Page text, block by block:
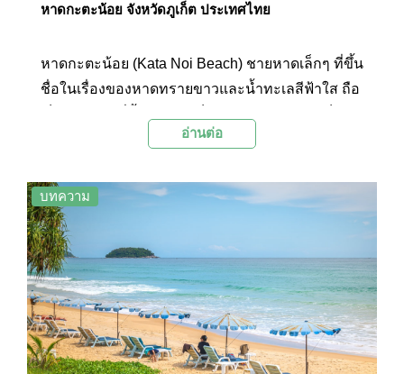
หาดกะตะน้อย จังหวัดภูเก็ต ประเทศไทย
หาดกะตะน้อย (Kata Noi Beach) ชายหาดเล็กๆ ที่ขึ้น
ชื่อในเรื่องของหาดทรายขาวและน้ำทะเลสีฟ้าใส ถือ
และมีบรรยากาศที่เงียบสงบ เหมาะแก่การพักผ่อน
อ่านต่อ
บทความ